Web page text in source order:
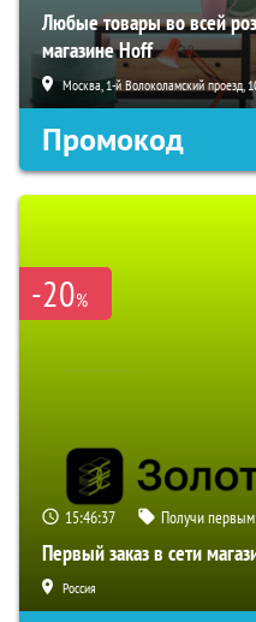
Любые товары во всей
магазине Hoff
Москва, 1-й Волоколамский проезд,
Промокод
-20%
15:46:36 Получи
Первый заказ в сети
Россия